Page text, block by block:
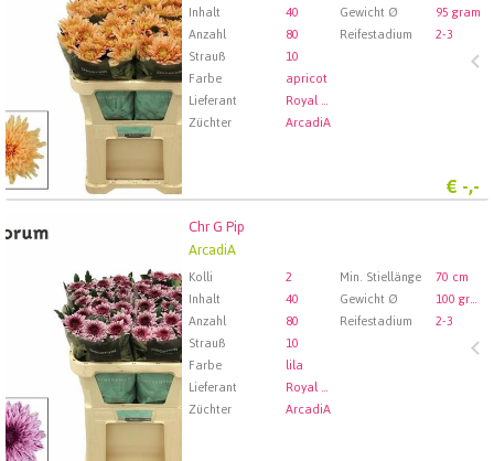
Inhalt
40 Gewicht Ø
95 gram
Anzahl
80 Reifestadium
2-3
Strauß
10
Farbe
apricot
Lieferant
Royal FloraHolland Aalsmeer
Züchter
ArcadiA
€ -,-
Chr G Pip
ArcadiA
Kolli 2 Min. Stiellänge
70 cm
Inhalt
40 Gewicht Ø
100 gram
Anzahl
80 Reifestadium
2-3
Strauß
10
Farbe
lila
Lieferant
Royal FloraHolland Aalsmeer
Züchter
ArcadiA
Chr G Pip
Wählen Sie zuerst ein Abfartdatum.